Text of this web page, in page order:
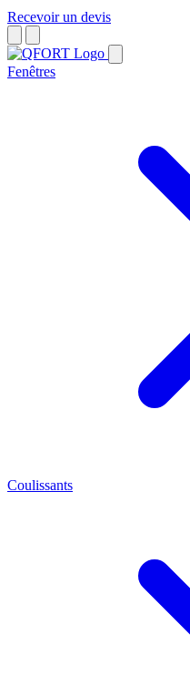
Recevoir un devis
Fenêtres
Coulissants